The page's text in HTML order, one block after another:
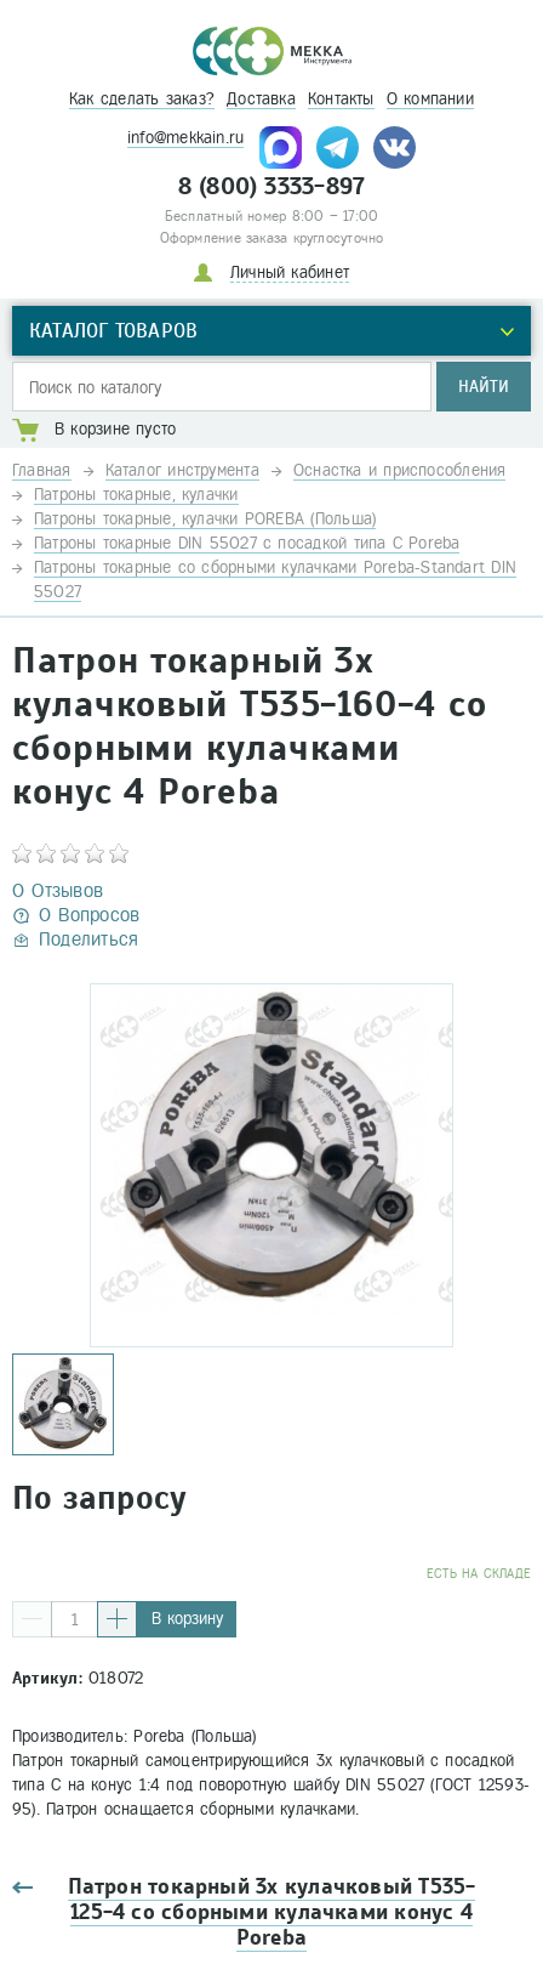
Как сделать заказ? Доставка Контакты О компании
info@mekkain.ru
8 (800) 3333-897
Бесплатный номер 8:00 – 17:00
Оформление заказа круглосуточно
Личный кабинет
КАТАЛОГ ТОВАРОВ
НАЙТИ
В корзине пусто
Главная Каталог инструмента
Оснастка и приспособления
Патроны токарные, кулачки
Патроны токарные, кулачки POREBA (Польша)
Патроны токарные DIN 55027 с посадкой типа C Poreba
Патроны токарные со сборными кулачками Poreba-Standart DIN
55027
Патрон токарный 3х
кулачковый Т535-160-4 со
сборными кулачками
конус 4 Poreba
0 Отзывов
0 Вопросов
Поделиться
По запросу
EСТЬ НА СКЛАДЕ
В корзину
Артикул:018072
Производитель: Poreba (Польша)
Патрон токарный самоцентрирующийся 3х кулачковый с посадкой
типа С на конус 1:4 под поворотную шайбу DIN 55027 (ГОСТ 12593-
95). Патрон оснащается сборными кулачками.
Патрон токарный 3х кулачковый Т535-
125-4 со сборными кулачками конус 4
Poreba